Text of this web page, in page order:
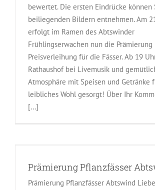
bewertet. Die ersten Eindrücke können
beiliegenden Bildern entnehmen. Am
erfolgt im Ramen des Abtswinder
Frühlingserwachen nun die Prämierung
Preisverleihung für die Fässer. Ab 19
Rathaushof bei Livemusik und
Atmosphäre mit Speisen und Getränke
leibliches Wohl gesorgt! Über Ihr
[...]
Prämierung Pflanzfässer
Prämierung Pflanzfässer Abtswind Liebe